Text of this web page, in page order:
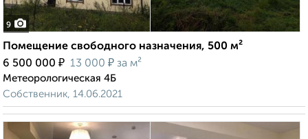
9
Помещение свободного назначения, 500 м²
6 500 000 ₽ 13 000 ₽ за м²
Метеорологическая 4Б
Собственник, 14.06.2021